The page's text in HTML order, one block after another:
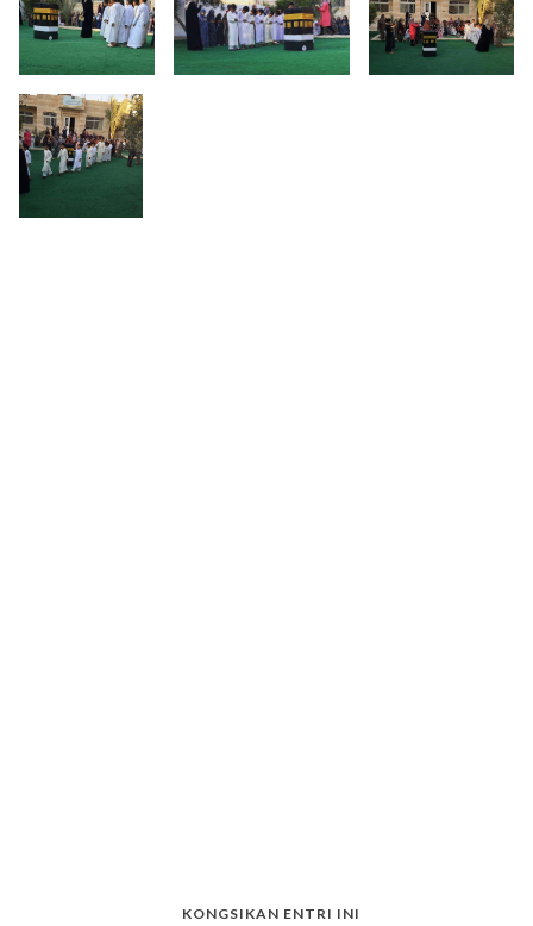
KONGSIKAN ENTRI INI